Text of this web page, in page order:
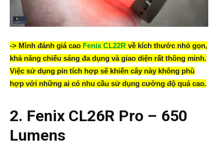
-> Mình đánh giá cao Fenix CL22R về kích thước nhỏ gọn,
khả năng chiếu sáng đa dụng và giao diện rất thông minh.
Việc sử dụng pin tích hợp sẽ khiến cây này không phù
hợp với những ai có nhu cầu sử dụng cường độ quá cao.
2. Fenix CL26R Pro – 650
Lumens